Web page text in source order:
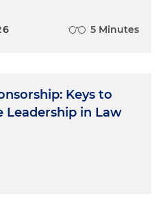
5 Minutes
Keys to
Leadership in Law